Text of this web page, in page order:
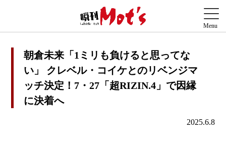
朝倉未来「1ミリも負けると思ってな
い」 クレベル・コイケとのリベンジマ
ッチ決定！7・27「超RIZIN.4」で因縁
に決着へ
2025.6.8